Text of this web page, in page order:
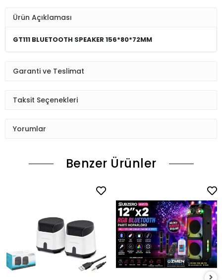
Ürün Açıklaması
GT111 BLUETOOTH SPEAKER 156*80*72MM
Garanti ve Teslimat
Taksit Seçenekleri
Yorumlar
Benzer Ürünler